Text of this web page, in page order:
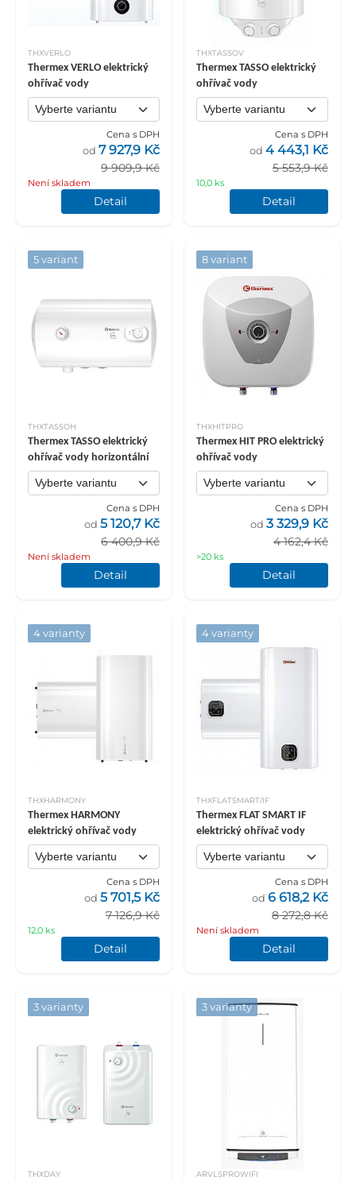
THXVERLO
Thermex VERLO elektrický
ohřívač vody
Cena s DPH
9 909,9 Kč
od 7 927,9 Kč
Není skladem
Detail
THXTASSOV
Thermex TASSO elektrický
ohřívač vody
Cena s DPH
5 553,9 Kč
od 4 443,1 Kč
10,0 ks
Detail
5 variant
THXTASSOH
Thermex TASSO elektrický
ohřívač vody horizontální
Cena s DPH
6 400,9 Kč
od 5 120,7 Kč
Není skladem
Detail
8 variant
THXHITPRO
Thermex HIT PRO elektrický
ohřívač vody
Cena s DPH
4 162,4 Kč
od 3 329,9 Kč
>20 ks
Detail
4 varianty
THXHARMONY
Thermex HARMONY
elektrický ohřívač vody
Cena s DPH
7 126,9 Kč
od 5 701,5 Kč
12,0 ks
Detail
4 varianty
THXFLATSMART/IF
Thermex FLAT SMART IF
elektrický ohřívač vody
Cena s DPH
8 272,8 Kč
od 6 618,2 Kč
Není skladem
Detail
3 varianty
THXDAY
3 varianty
ARVLSPROWIFI